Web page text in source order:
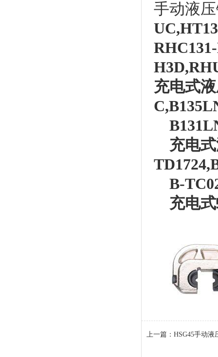
手动液
充电式
充电
B-
充电
上一篇： HSG45手动液